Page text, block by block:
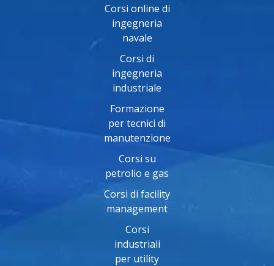
Corsi online di
ingegneria
navale
Corsi di
ingegneria
industriale
Formazione
per tecnici di
manutenzione
Corsi su
petrolio e gas
Corsi di facility
management
Corsi
industriali
per utility